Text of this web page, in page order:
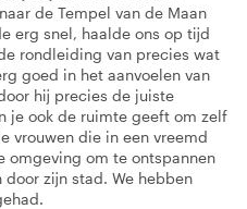
de Tempel van de Maan
erg snel, haalde ons op tijd
rondleiding van precies wat
goed in het aanvoelen van
hij precies de juiste
je ook de ruimte geeft om zelf
vrouwen die in een vreemd
omgeving om te ontspannen
zijn stad. We hebben